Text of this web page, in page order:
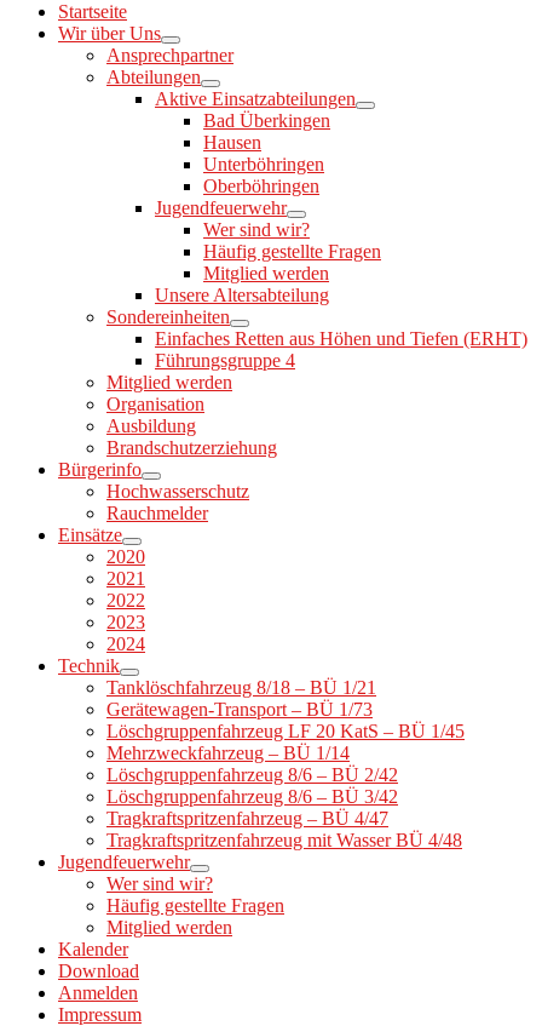
Startseite
Wir über Uns
Ansprechpartner
Abteilungen
Aktive Einsatzabteilungen
Bad Überkingen
Hausen
Unterböhringen
Oberböhringen
Jugendfeuerwehr
Wer sind wir?
Häufig gestellte Fragen
Mitglied werden
Unsere Altersabteilung
Sondereinheiten
Einfaches Retten aus Höhen und Tiefen (ERHT)
Führungsgruppe 4
Mitglied werden
Organisation
Ausbildung
Brandschutzerziehung
Bürgerinfo
Hochwasserschutz
Rauchmelder
Einsätze
2020
2021
2022
2023
2024
Technik
Tanklöschfahrzeug 8/18 – BÜ 1/21
Gerätewagen-Transport – BÜ 1/73
Löschgruppenfahrzeug LF 20 KatS – BÜ 1/45
Mehrzweckfahrzeug – BÜ 1/14
Löschgruppenfahrzeug 8/6 – BÜ 2/42
Löschgruppenfahrzeug 8/6 – BÜ 3/42
Tragkraftspritzenfahrzeug – BÜ 4/47
Tragkraftspritzenfahrzeug mit Wasser BÜ 4/48
Jugendfeuerwehr
Wer sind wir?
Häufig gestellte Fragen
Mitglied werden
Kalender
Download
Anmelden
Impressum